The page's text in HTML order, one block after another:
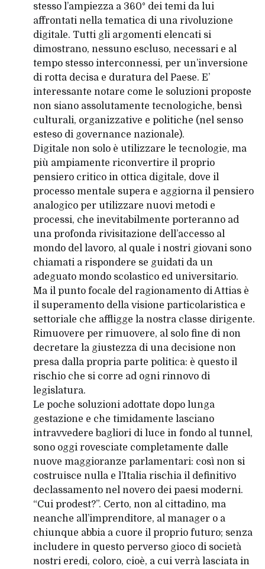
stesso l’ampiezza a 360° dei temi da lui
affrontati nella tematica di una rivoluzione
digitale. Tutti gli argomenti elencati si
dimostrano, nessuno escluso, necessari e al
tempo stesso interconnessi, per un’inversione
di rotta decisa e duratura del Paese. E’
interessante notare come le soluzioni proposte
non siano assolutamente tecnologiche, bensì
culturali, organizzative e politiche (nel senso
esteso di governance nazionale).
Digitale non solo è utilizzare le tecnologie, ma
più ampiamente riconvertire il proprio
pensiero critico in ottica digitale, dove il
processo mentale supera e aggiorna il pensiero
analogico per utilizzare nuovi metodi e
processi, che inevitabilmente porteranno ad
una profonda rivisitazione dell’accesso al
mondo del lavoro, al quale i nostri giovani sono
chiamati a rispondere se guidati da un
adeguato mondo scolastico ed universitario.
Ma il punto focale del ragionamento di Attias è
il superamento della visione particolaristica e
settoriale che affligge la nostra classe dirigente.
Rimuovere per rimuovere, al solo fine di non
decretare la giustezza di una decisione non
presa dalla propria parte politica: è questo il
rischio che si corre ad ogni rinnovo di
legislatura.
Le poche soluzioni adottate dopo lunga
gestazione e che timidamente lasciano
intravvedere bagliori di luce in fondo al tunnel,
sono oggi rovesciate completamente dalle
nuove maggioranze parlamentari: così non si
costruisce nulla e l’Italia rischia il definitivo
declassamento nel novero dei paesi moderni.
“Cui prodest?”. Certo, non al cittadino, ma
neanche all’imprenditore, al manager o a
chiunque abbia a cuore il proprio futuro; senza
includere in questo perverso gioco di società
nostri eredi, coloro, cioè, a cui verrà lasciata in